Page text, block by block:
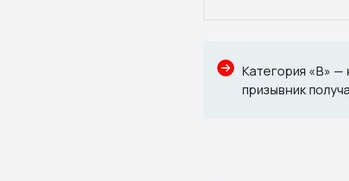
Категория «В» —
призывник